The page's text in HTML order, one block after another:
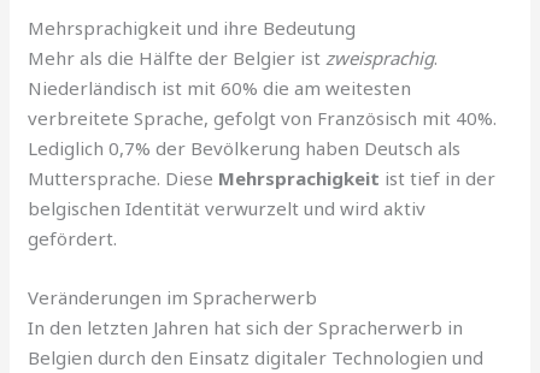
Mehrsprachigkeit und ihre Bedeutung
Mehr als die Hälfte der Belgier ist zweisprachig.
Niederländisch ist mit 60% die am weitesten
verbreitete Sprache, gefolgt von Französisch mit 40%.
Lediglich 0,7% der Bevölkerung haben Deutsch als
Muttersprache. Diese Mehrsprachigkeit ist tief in der
belgischen Identität verwurzelt und wird aktiv
gefördert.
Veränderungen im Spracherwerb
In den letzten Jahren hat sich der Spracherwerb in
Belgien durch den Einsatz digitaler Technologien und